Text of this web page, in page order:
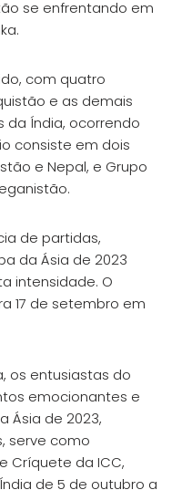
se enfrentando em
com quatro
e as demais
da Índia, ocorrendo
consiste em dois
e Nepal, e Grupo
de partidas,
da Ásia de 2023
intensidade. O
17 de setembro em
os entusiastas do
emocionantes e
Ásia de 2023,
serve como
Críquete da ICC,
de 5 de outubro a